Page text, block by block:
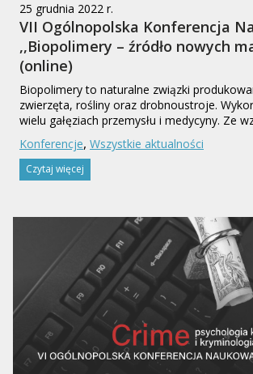
25 grudnia 2022 r.
VII Ogólnopolska Konferencja
,,Biopolimery – źródło nowych
(online)
Biopolimery to naturalne związki
zwierzęta, rośliny oraz drobnoustroje.
wielu gałęziach przemysłu i medycyny. Ze
Konferencje, Wszystkie aktualności
Czytaj więcej